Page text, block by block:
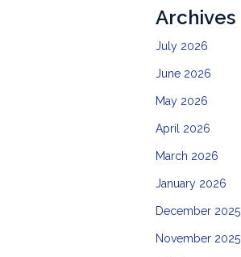
Archives
July 2026
June 2026
May 2026
April 2026
March 2026
January 2026
December 2025
November 2025